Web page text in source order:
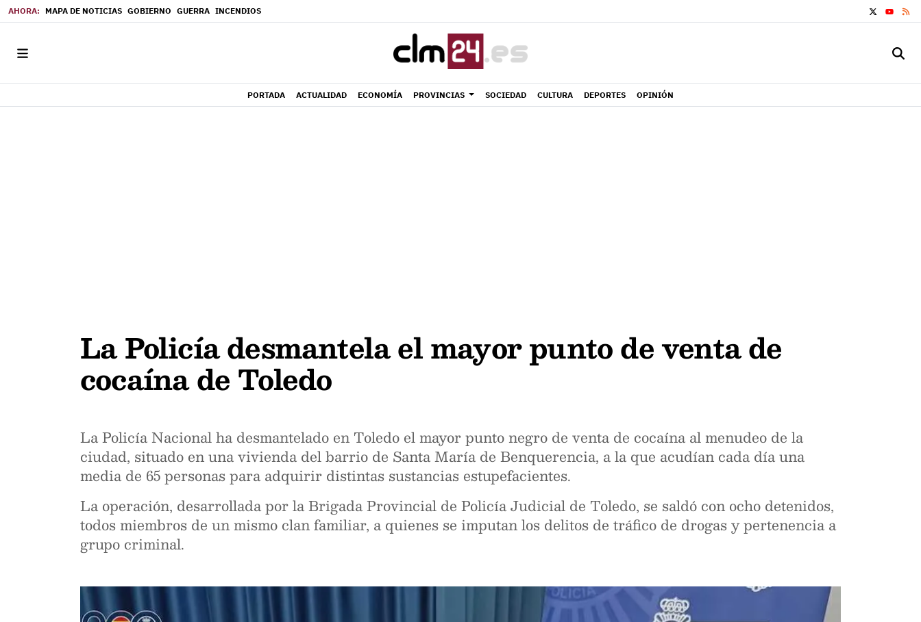
MAPA DE NOTICIAS GOBIERNO GUERRA INCENDIOS
YOUTUBE
PORTADA ACTUALIDAD ECONOMÍA PROVINCIAS SOCIEDAD CULTURA DEPORTES OPINIÓN
La Policía desmantela el mayor punto de venta de
cocaína de Toledo
La Policía Nacional ha desmantelado en Toledo el mayor punto negro de venta de cocaína al menudeo de la
ciudad, situado en una vivienda del barrio de Santa María de Benquerencia, a la que acudían cada día una
media de 65 personas para adquirir distintas sustancias estupefacientes.
La operación, desarrollada por la Brigada Provincial de Policía Judicial de Toledo, se saldó con ocho detenidos,
todos miembros de un mismo clan familiar, a quienes se imputan los delitos de tráfico de drogas y pertenencia a
grupo criminal.